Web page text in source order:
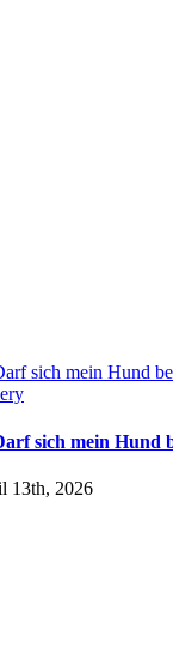
sich mein Hund
sich mein Hund
13th, 2026